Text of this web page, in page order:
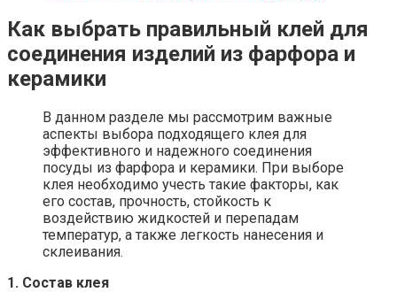
Как выбрать правильный клей для
соединения изделий из фарфора и
керамики
В данном разделе мы рассмотрим важные
аспекты выбора подходящего клея для
эффективного и надежного соединения
посуды из фарфора и керамики. При выборе
клея необходимо учесть такие факторы, как
его состав, прочность, стойкость к
воздействию жидкостей и перепадам
температур, а также легкость нанесения и
склеивания.
1. Состав клея